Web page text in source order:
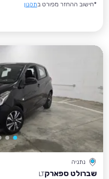
*חישוב ההחזר מפורט בתקנון
נתניה
שברולט ספארקLT